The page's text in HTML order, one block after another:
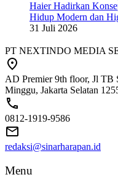
Haier Hadirkan
Hidup Modern dan
31 Juli 2026
PT NEXTINDO MEDIA
AD Premier 9th floor, Jl TB
Minggu, Jakarta Selatan
0812-1919-9586
redaksi@sinarharapan.id
Menu